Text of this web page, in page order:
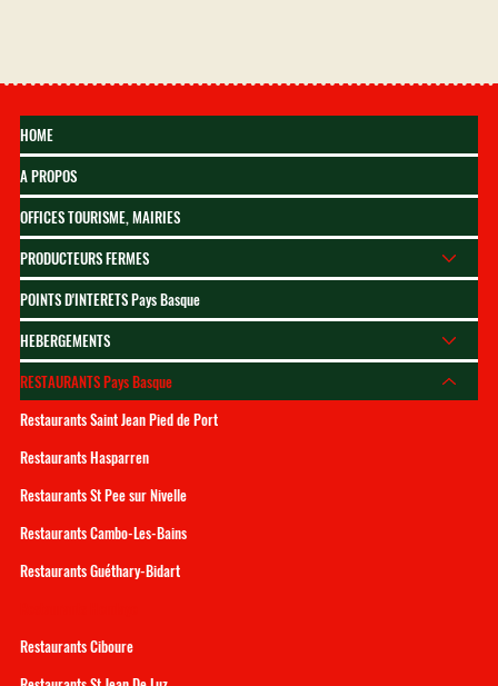
HOME
A PROPOS
OFFICES TOURISME, MAIRIES
PRODUCTEURS FERMES
POINTS D'INTERETS Pays Basque
HEBERGEMENTS
RESTAURANTS Pays Basque
Restaurants Saint Jean Pied de Port
Restaurants Hasparren
Restaurants St Pee sur Nivelle
Restaurants Cambo-Les-Bains
Restaurants Guéthary-Bidart
Restaurants Ciboure